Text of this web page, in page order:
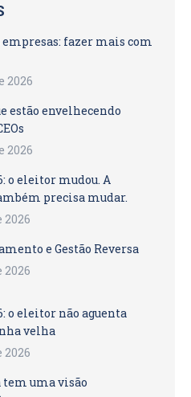
empresas: fazer mais com
2026
estão envelhecendo
2026
o eleitor mudou. A
precisa mudar.
2026
e Gestão Reversa
2026
o eleitor não aguenta
velha
2026
tem uma visão